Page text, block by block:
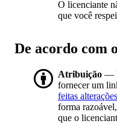
O licenciante
que você
De acordo com
Atribuição —
fornecer um
feitas alterações
forma
que o